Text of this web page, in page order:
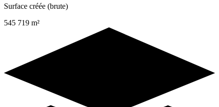
Surface créée (brute)
545 719 m²